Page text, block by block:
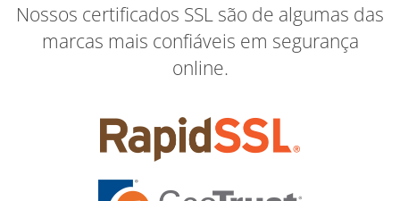
Nossos certificados SSL são de algumas das
marcas mais confiáveis em segurança
online.